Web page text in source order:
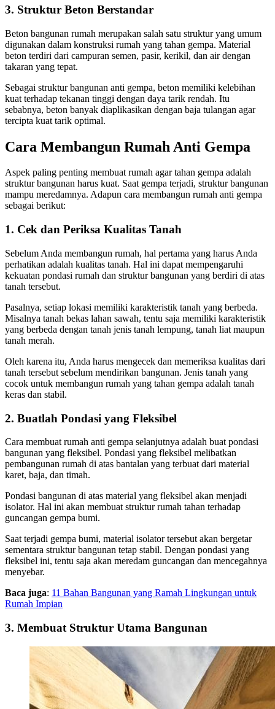
3. Struktur Beton Berstandar
Beton bangunan rumah merupakan salah satu struktur yang umum
digunakan dalam konstruksi rumah yang tahan gempa. Material
beton terdiri dari campuran semen, pasir, kerikil, dan air dengan
takaran yang tepat.
Sebagai struktur bangunan anti gempa, beton memiliki kelebihan
kuat terhadap tekanan tinggi dengan daya tarik rendah. Itu
sebabnya, beton banyak diaplikasikan dengan baja tulangan agar
tercipta kuat tarik optimal.
Cara Membangun Rumah Anti Gempa
Aspek paling penting membuat rumah agar tahan gempa adalah
struktur bangunan harus kuat. Saat gempa terjadi, struktur bangunan
mampu meredamnya. Adapun cara membangun rumah anti gempa
sebagai berikut:
1. Cek dan Periksa Kualitas Tanah
Sebelum Anda membangun rumah, hal pertama yang harus Anda
perhatikan adalah kualitas tanah. Hal ini dapat mempengaruhi
kekuatan pondasi rumah dan struktur bangunan yang berdiri di atas
tanah tersebut.
Pasalnya, setiap lokasi memiliki karakteristik tanah yang berbeda.
Misalnya tanah bekas lahan sawah, tentu saja memiliki karakteristik
yang berbeda dengan tanah jenis tanah lempung, tanah liat maupun
tanah merah.
Oleh karena itu, Anda harus mengecek dan memeriksa kualitas dari
tanah tersebut sebelum mendirikan bangunan. Jenis tanah yang
cocok untuk membangun rumah yang tahan gempa adalah tanah
keras dan stabil.
2. Buatlah Pondasi yang Fleksibel
Cara membuat rumah anti gempa selanjutnya adalah buat pondasi
bangunan yang fleksibel. Pondasi yang fleksibel melibatkan
pembangunan rumah di atas bantalan yang terbuat dari material
karet, baja, dan timah.
Pondasi bangunan di atas material yang fleksibel akan menjadi
isolator. Hal ini akan membuat struktur rumah tahan terhadap
guncangan gempa bumi.
Saat terjadi gempa bumi, material isolator tersebut akan bergetar
sementara struktur bangunan tetap stabil. Dengan pondasi yang
fleksibel ini, tentu saja akan meredam guncangan dan mencegahnya
menyebar.
Baca juga: 11 Bahan Bangunan yang Ramah Lingkungan untuk
Rumah Impian
3. Membuat Struktur Utama Bangunan